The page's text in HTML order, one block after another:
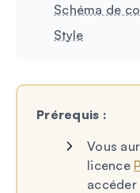
Schéma de
Style
Prérequis :
Vous
licence
accéder